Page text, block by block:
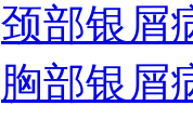
颈部银屑
胸部银屑